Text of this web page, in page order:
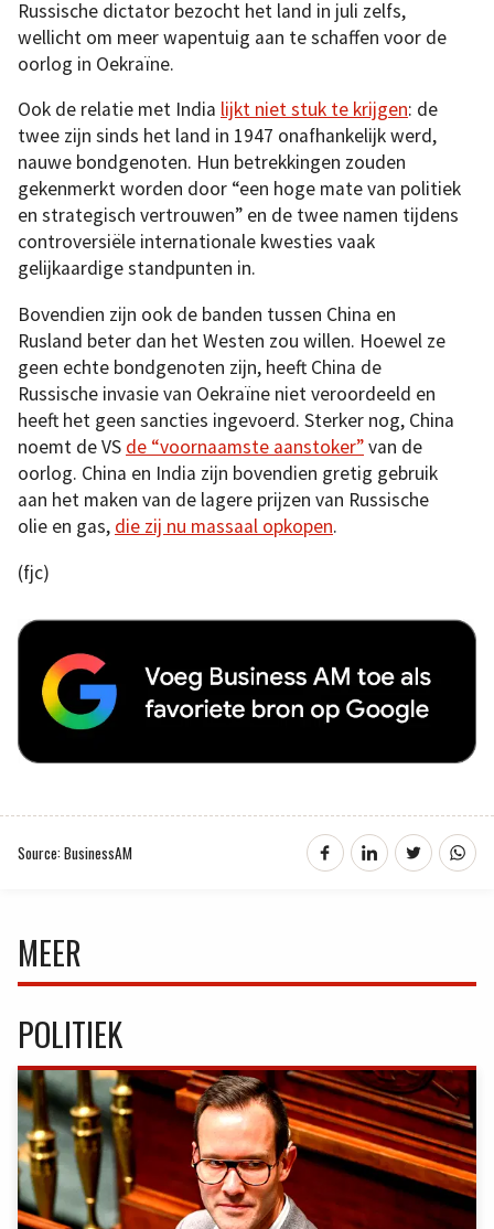
Russische dictator bezocht het land in juli zelfs,
wellicht om meer wapentuig aan te schaffen voor de
oorlog in Oekraïne.
Ook de relatie met India lijkt niet stuk te krijgen: de
twee zijn sinds het land in 1947 onafhankelijk werd,
nauwe bondgenoten. Hun betrekkingen zouden
gekenmerkt worden door “een hoge mate van politiek
en strategisch vertrouwen” en de twee namen tijdens
controversiële internationale kwesties vaak
gelijkaardige standpunten in.
Bovendien zijn ook de banden tussen China en
Rusland beter dan het Westen zou willen. Hoewel ze
geen echte bondgenoten zijn, heeft China de
Russische invasie van Oekraïne niet veroordeeld en
heeft het geen sancties ingevoerd. Sterker nog, China
noemt de VS de “voornaamste aanstoker”van de
oorlog. China en India zijn bovendien gretig gebruik
aan het maken van de lagere prijzen van Russische
olie en gas, die zij nu massaal opkopen.
(fjc)
Source: BusinessAM
MEER
POLITIEK